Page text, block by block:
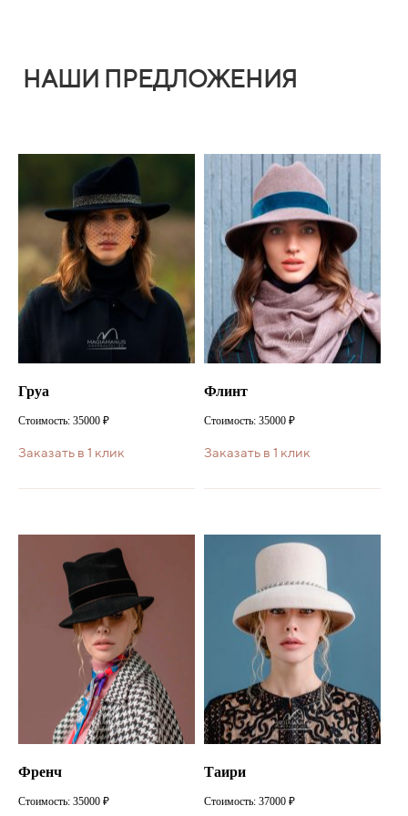
НАШИ ПРЕДЛОЖЕНИЯ
Груа
Стоимость: 35000 ₽
Заказать в 1 клик
Флинт
Стоимость: 35000 ₽
Заказать в 1 клик
Френч
Стоимость: 35000 ₽
Таири
Стоимость: 37000 ₽